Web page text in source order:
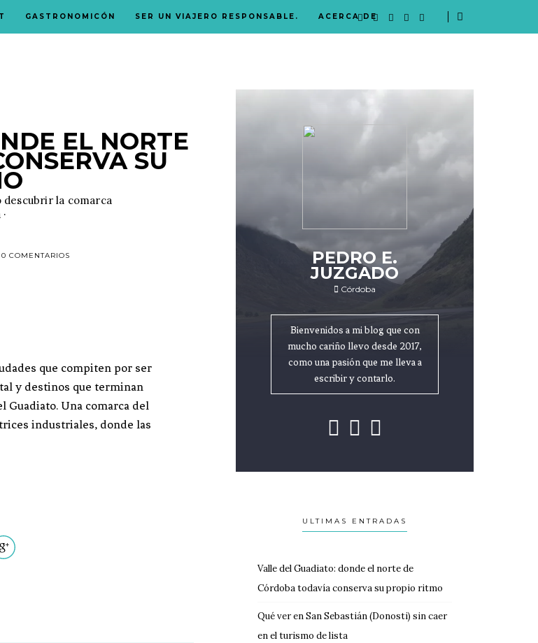
GASTRONOMICÓN SER UN VIAJERO RESPONSABLE. ACERCA DE
EL NORTE
SU
descubrir la comarca
0 COMENTARIOS
que compiten por ser
y destinos que terminan
Guadiato. Una comarca del
industriales, donde las
PEDRO E.
JUZGADO
Córdoba
Bienvenidos a mi blog que con
mucho cariño llevo desde 2017,
como una pasión que me lleva a
escribir y contarlo.
ULTIMAS ENTRADAS
Valle del Guadiato: donde el norte de
Córdoba todavía conserva su propio ritmo
Qué ver en San Sebastián (Donosti) sin caer
en el turismo de lista